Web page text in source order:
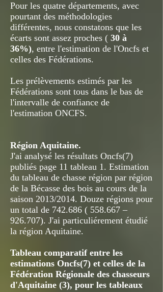
Pour les quatre départements, avec
pourtant des méthodologies
différentes, nous constatons que les
écarts sont assez proches ( 30 à
36%), entre l'estimation de l'Oncfs et
celles des Fédérations.
Les prélèvements estimés par les
Fédérations sont tous dans le bas de
l'intervalle de confiance de
l'estimation ONCFS.
Région Aquitaine.
J'ai analysé les résultats Oncfs(7)
publiés page 11 tableau 1. Estimation
du tableau de chasse région par région
de la Bécasse des bois au cours de la
saison 2013/2014. Douze régions pour
un total de 742.686 ( 558.667 –
926.707). J'ai particuliérement étudié
la région Aquitaine.
Tableau comparatif entre les
estimations Oncfs(7) et celles de la
Fédération Régionale des chasseurs
d'Aquitaine (3), pour les tableaux